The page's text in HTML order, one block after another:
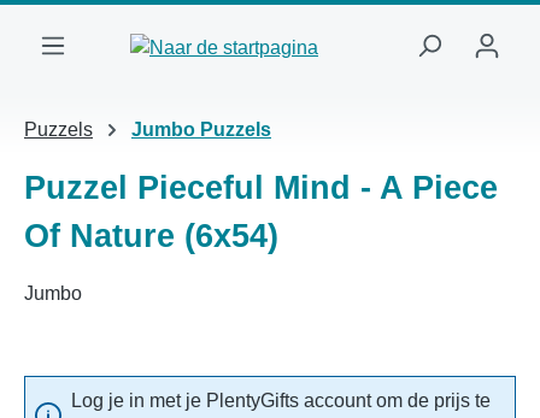
Puzzels Jumbo Puzzels
Puzzel Pieceful Mind - A Piece
Of Nature (6x54)
Jumbo
Log je in met je PlentyGifts account om de prijs te